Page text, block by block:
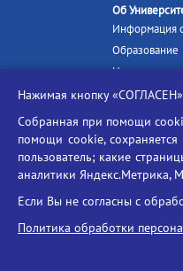
Об
Информация
Образование
Наука и
Абитуриенту
Ассоциация
Центр
иностранных
Конкурс на
должностей
Нажимая кнопку
Собранная при помощи
помощи cookie,
пользователь; какие
аналитики Яндекс.Метрика,
Если Вы не согласны с
Политика обработки